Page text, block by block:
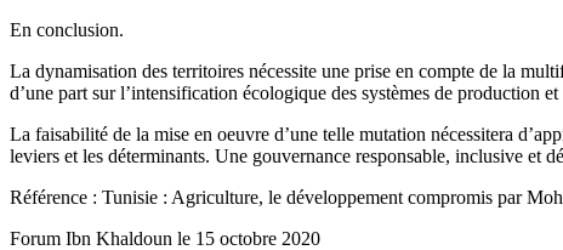
En conclusion.
La dynamisation des territoires nécessite une prise en compte de la
d’une part sur l’intensification écologique des systèmes de production
La faisabilité de la mise en oeuvre d’une telle mutation nécessitera
leviers et les déterminants. Une gouvernance responsable, inclusive et
Référence : Tunisie : Agriculture, le développement compromis par
Forum Ibn Khaldoun le 15 octobre 2020